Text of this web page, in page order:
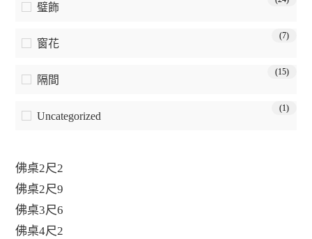
璧飾
窗花
(7)
隔間
(15)
Uncategorized
(1)
佛桌2尺2
佛桌2尺9
佛桌3尺6
佛桌4尺2